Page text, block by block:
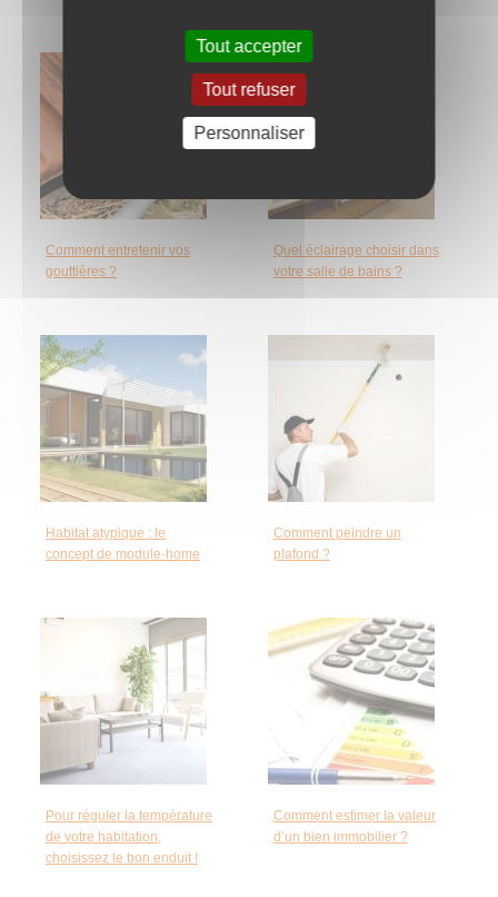
Tout accepter
Tout refuser
Personnaliser
Comment entretenir vos
gouttières ?
Quel éclairage choisir dans
votre salle de bains ?
Habitat atypique : le
concept de module-home
Comment peindre un
plafond ?
Pour réguler la température
de votre habitation,
choisissez le bon enduit !
Comment estimer la valeur
d’un bien immobilier ?